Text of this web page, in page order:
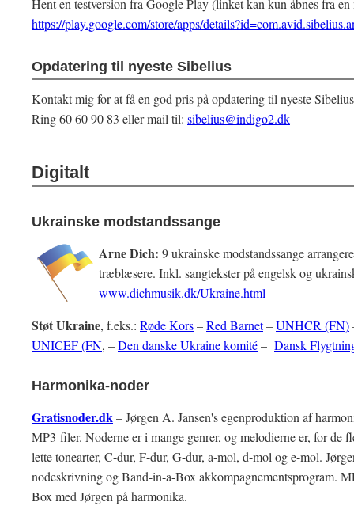
Hent en testversion fra Google Play (linket kan kun åbnes fra
https://play.google.com/store/apps/
Opdatering til nyeste Sibelius
Kontakt mig for at få en god pris på opdatering til nyeste
Ring 60 60 90 83 eller mail til: sibelius@indigo2.dk
Digitalt
Ukrainske modstandssange
Arne Dich: 9 ukrainske modstandssange
træblæsere. Inkl. sangtekster på engelsk og
www.dichmusik.dk/Ukraine.html
Støt Ukraine, f.eks.: Røde Kors–Red Barnet–UNHCR (FN)
UNICEF (FN, –Den danske Ukraine komité– Dansk
Harmonika-noder
Gratisnoder.dk– Jørgen A. Jansen's egenproduktion af
MP3-filer. Noderne er i mange genrer, og melodierne er, for de
lette tonearter, C-dur, F-dur, G-dur, a-mol, d-mol og e-mol.
nodeskrivning og Band-in-a-Box akkompagnementsprogram.
Box med Jørgen på harmonika.